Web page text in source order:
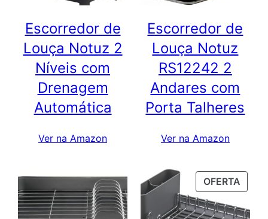
Escorredor de
Louça Notuz 2
Níveis com
Drenagem
Automática
Ver na Amazon
Escorredor de
Louça Notuz
RS12242 2
Andares com
Porta Talheres
Ver na Amazon
OFERTA
EM